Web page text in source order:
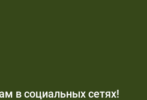
в социальных сетях!